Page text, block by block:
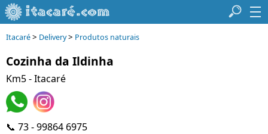
Itacaré> Delivery> Produtos naturais
Cozinha da Ildinha
Km5 - Itacaré
📞 73 - 99864 6975